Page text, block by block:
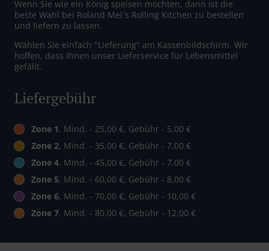
Wenn Sie wie ein König speisen möchten, dann ist die
beste Wahl bei Roland Mel´s Rolling Kitchen zu bestellen
und liefern zu lassen.
Wählen Sie einfach "Lieferung" am Kassenbildschirm. Wir
hoffen, dass Ihnen unser Lieferservice für Lebensmittel
gefällt.
Liefergebühr
Zone 1, Mind. - 25,00 €, Gebühr - 5,00 €
Zone 2, Mind. - 35,00 €, Gebühr - 7,00 €
Zone 4, Mind. - 45,00 €, Gebühr - 7,00 €
Zone 5, Mind. - 60,00 €, Gebühr - 8,00 €
Zone 6, Mind. - 70,00 €, Gebühr - 10,00 €
Zone 7, Mind. - 80,00 €, Gebühr - 12,00 €